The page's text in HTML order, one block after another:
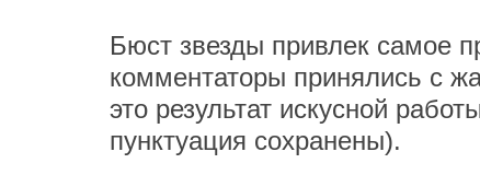
Бюст звезды привлек самое
комментаторы принялись с
это результат искусной
пунктуация сохранены).